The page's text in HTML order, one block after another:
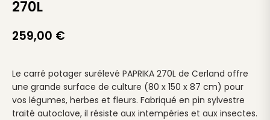
270L
259,00 €
Le carré potager surélevé PAPRIKA 270L de Cerland offre
une grande surface de culture (80 x 150 x 87 cm) pour
vos légumes, herbes et fleurs. Fabriqué en pin sylvestre
traité autoclave, il résiste aux intempéries et aux insectes.